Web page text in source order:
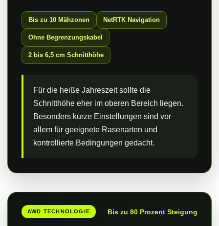
Bis zu 10 Mähzonen NetRTK Navigation
Ohne Begrenzungskabel
2 bis 6,5 cm Schnitthöhe
Für die heiße Jahreszeit sollte die
Schnitthöhe eher im oberen Bereich liegen.
Besonders kurze Einstellungen sind vor
allem für geeignete Rasenarten und
kontrollierte Bedingungen gedacht.
AWD TECHNOLOGIE Bis zu 80 Prozent Steigung